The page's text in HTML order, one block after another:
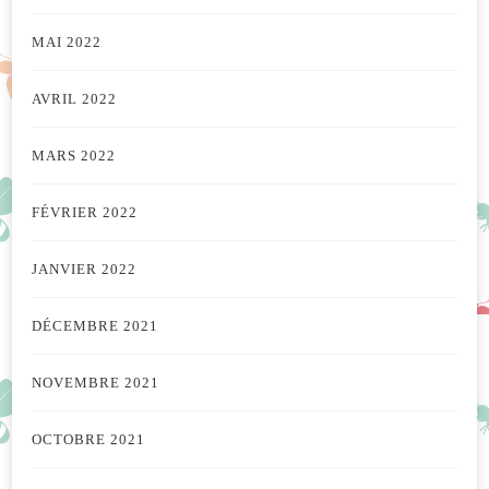
MAI 2022
AVRIL 2022
MARS 2022
FÉVRIER 2022
JANVIER 2022
DÉCEMBRE 2021
NOVEMBRE 2021
OCTOBRE 2021